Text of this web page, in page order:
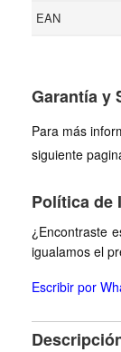
EAN
Garantía y
Para más
siguiente
Política de
¿Encontraste
igualamos el
Escribir por